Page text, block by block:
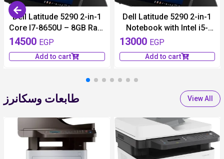
available 1 pieces
Dell Latitude 5290 2-in-1
Core I7-8650U – 8GB Ram
– 256GB SSD
14500 EGP
Add to cart
Dell Latitude 5290 2-in-1
Notebook with Intel i5-
8350U, 8GB 256GB SSD,
12.3 الرائع من الجيل الثامن
لابتوب ديل 2 في 1
13000 EGP
Add to cart
طابعات وسكانرز View All